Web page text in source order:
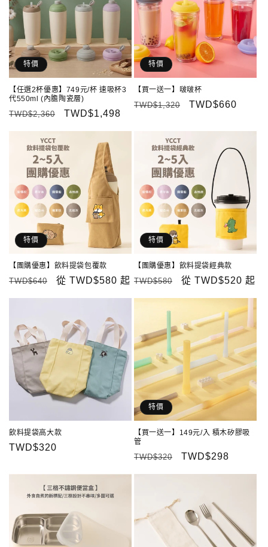
特價
【任選2杯優惠】749元/杯 速吸杯3
代550ml (內膽陶瓷層)
定
TWD$2,360
售
TWD$1,498
特價
【買一送一】啵啵杯
定
TWD$1,320
售
TWD$660
特價
【團購優惠】飲料提袋包覆款
定
TWD$640
售
從 TWD$580 起
特價
【團購優惠】飲料提袋經典款
定
TWD$580
售
從 TWD$520 起
飲料提袋高大款
定
TWD$320
特價
【買一送一】149元/入 積木矽膠吸
管
定
TWD$320
售
TWD$298